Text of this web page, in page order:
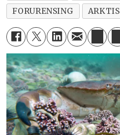
FORURENSING
ARKTIS